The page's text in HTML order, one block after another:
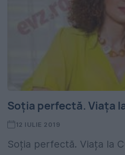
Soția perfectă. Viața
12 IULIE 2019
Soția perfectă. Viața la